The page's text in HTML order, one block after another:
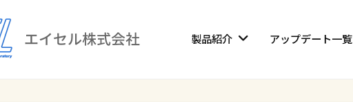
製品紹介 アップデート一覧